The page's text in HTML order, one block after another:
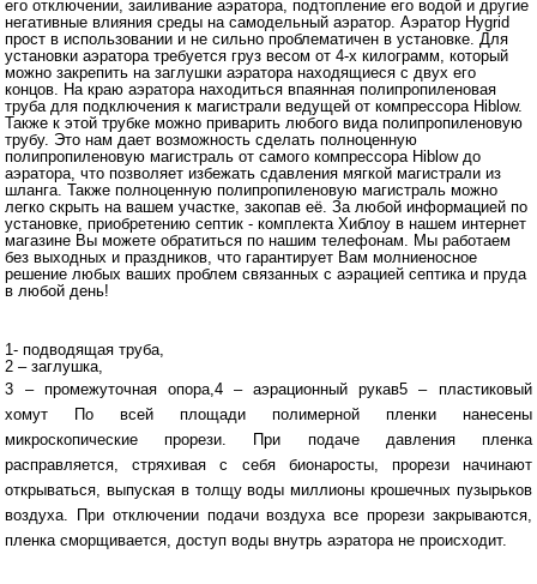
его отключении, заиливание аэратора, подтопление его водой и другие
негативные влияния среды на самодельный аэратор. Аэратор Hygrid
прост в использовании и не сильно проблематичен в установке. Для
установки аэратора требуется груз весом от 4-х килограмм, который
можно закрепить на заглушки аэратора находящиеся с двух его
концов. На краю аэратора находиться впаянная полипропиленовая
труба для подключения к магистрали ведущей от компрессора Hiblow.
Также к этой трубке можно приварить любого вида полипропиленовую
трубу. Это нам дает возможность сделать полноценную
полипропиленовую магистраль от самого компрессора Hiblow до
аэратора, что позволяет избежать сдавления мягкой магистрали из
шланга. Также полноценную полипропиленовую магистраль можно
легко скрыть на вашем участке, закопав её. За любой информацией по
установке, приобретению септик - комплекта Хиблоу в нашем интернет
магазине Вы можете обратиться по нашим телефонам. Мы работаем
без выходных и праздников, что гарантирует Вам молниеносное
решение любых ваших проблем связанных с аэрацией септика и пруда
в любой день!
1- подводящая труба,
2 – заглушка,
3 – промежуточная опора,4 – аэрационный рукав5 – пластиковый
хомут По всей площади полимерной пленки нанесены
микроскопические прорези. При подаче давления пленка
расправляется, стряхивая с себя бионаросты, прорези начинают
открываться, выпуская в толщу воды миллионы крошечных пузырьков
воздуха. При отключении подачи воздуха все прорези закрываются,
пленка сморщивается, доступ воды внутрь аэратора не происходит.